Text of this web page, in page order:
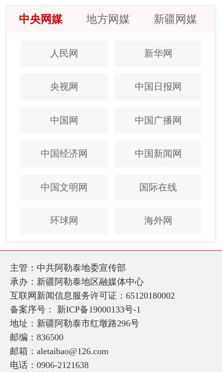
中央网媒 地方网媒 新疆网媒
人民网 新华网
央视网 中国日报网
中国网 中国广播网
中国经济网 中国新闻网
中国文明网 国际在线
环球网 海外网
主管：中共阿勒泰地委宣传部
承办：新疆阿勒泰地区融媒体中心
互联网新闻信息服务许可证：65120180002
备案序号： 新ICP备19000133号-1
地址：新疆阿勒泰市红墩路296号
邮编：836500
邮箱：aletaibao@126.com
电话：0906-2121638